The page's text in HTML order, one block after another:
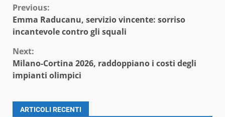
Continue
Reading
Previous:
Emma Raducanu, servizio vincente: sorriso
incantevole contro gli squali
Next:
Milano-Cortina 2026, raddoppiano i costi degli
impianti olimpici
ARTICOLI RECENTI